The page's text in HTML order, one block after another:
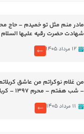
مادر منم مثل تو خمیدم – حاج
۱۲ مرداد ۱۴۰۵
من غلام نوکراتم من عاشق
– شب هفتم –
۱۱ مرداد ۱۴۰۵